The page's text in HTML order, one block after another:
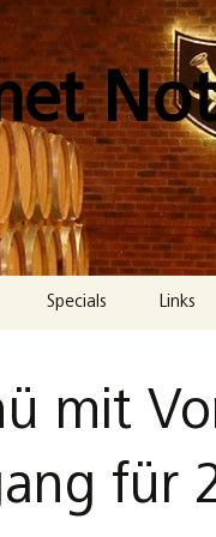
Specials Links
mit
für